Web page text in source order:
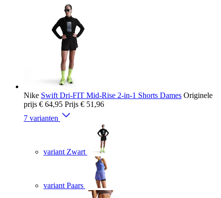
Nike Swift Dri-FIT Mid-Rise 2-in-1 Shorts Dames Originele
prijs € 64,95 Prijs € 51,96
7 varianten
variant Zwart
variant Paars